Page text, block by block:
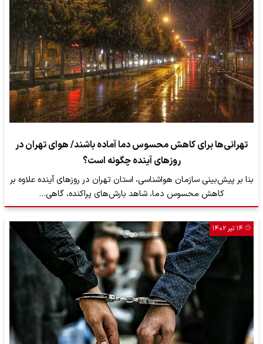
تهرانی‌ها برای کاهش محسوس دما آماده باشند/ هوای تهران در
روزهای آینده چگونه است؟
بنا بر پیش‌بینی سازمان هواشناسی، استان تهران در روزهای آینده علاوه بر
کاهش محسوس دما، شاهد بارش‌های پراکنده، گاهی…
۱۴ تیر ۱۴۰۲